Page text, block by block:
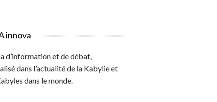
innova
d’information et de débat,
dans l’actualité de la Kabylie et
dans le monde.